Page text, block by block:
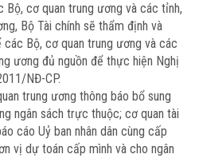
cơ quan trung ương và các tỉnh,
Bộ Tài chính sẽ thẩm định và
Bộ, cơ quan trung ương và các
ương đủ nguồn để thực hiện Nghị
NĐ-CP.
trung ương thông báo bổ sung
ngân sách trực thuộc; cơ quan tài
cáo Uỷ ban nhân dân cùng cấp
vị dự toán cấp mình và cho ngân